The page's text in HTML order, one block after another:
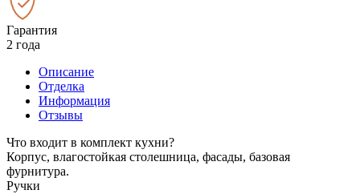
Гарантия
2 года
Описание
Отделка
Информация
Отзывы
Что входит в комплект кухни?
Корпус, влагостойкая столешница, фасады, базовая
фурнитура.
Ручки